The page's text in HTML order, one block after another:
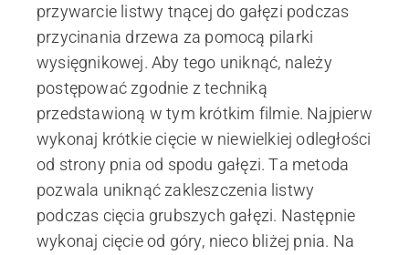
przywarcie listwy tnącej do gałęzi podczas
przycinania drzewa za pomocą pilarki
wysięgnikowej. Aby tego uniknąć, należy
postępować zgodnie z techniką
przedstawioną w tym krótkim filmie. Najpierw
wykonaj krótkie cięcie w niewielkiej odległości
od strony pnia od spodu gałęzi. Ta metoda
pozwala uniknąć zakleszczenia listwy
podczas cięcia grubszych gałęzi. Następnie
wykonaj cięcie od góry, nieco bliżej pnia. Na